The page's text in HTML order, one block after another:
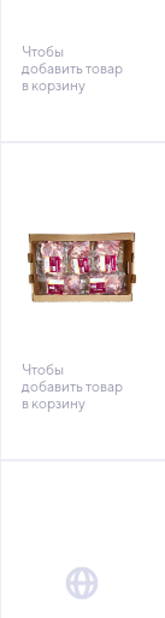
Чтобы
добавить товар
в корзину
Чтобы
добавить товар
в корзину